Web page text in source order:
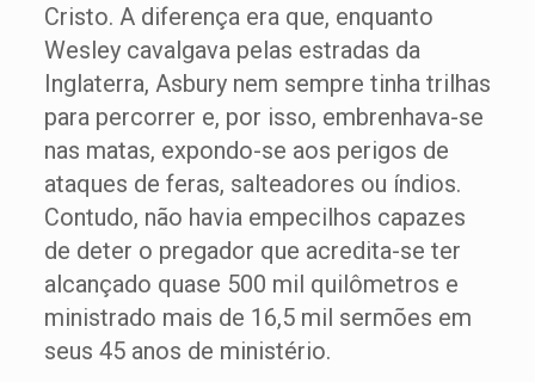
Cristo. A diferença era que, enquanto
Wesley cavalgava pelas estradas da
Inglaterra, Asbury nem sempre tinha trilhas
para percorrer e, por isso, embrenhava-se
nas matas, expondo-se aos perigos de
ataques de feras, salteadores ou índios.
Contudo, não havia empecilhos capazes
de deter o pregador que acredita-se ter
alcançado quase 500 mil quilômetros e
ministrado mais de 16,5 mil sermões em
seus 45 anos de ministério.